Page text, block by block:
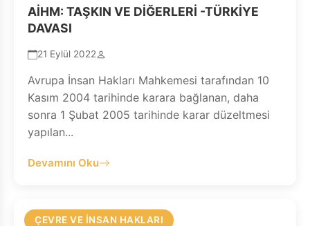
AİHM: TAŞKIN VE DİĞERLERİ -TÜRKİYE
DAVASI
21 Eylül 2022
Avrupa İnsan Hakları Mahkemesi tarafından 10
Kasım 2004 tarihinde karara bağlanan, daha
sonra 1 Şubat 2005 tarihinde karar düzeltmesi
yapılan...
Devamını Oku
ÇEVRE VE İNSAN HAKLARI